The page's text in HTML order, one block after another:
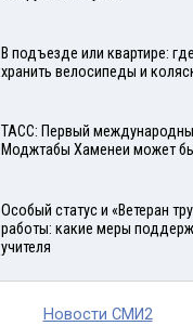
В подъезде или квартире:
хранить велосипеды и
ТАСС: Первый
Моджтабы Хаменеи может
Особый статус и «Ветеран
работы: какие меры
учителя
Новости СМИ2